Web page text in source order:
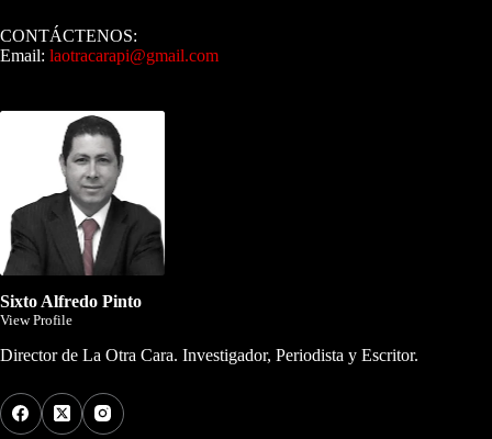
CONTÁCTENOS:
Email: laotracarapi@gmail.com
Sixto Alfredo Pinto
View Profile
Director de La Otra Cara. Investigador, Periodista y Escritor.